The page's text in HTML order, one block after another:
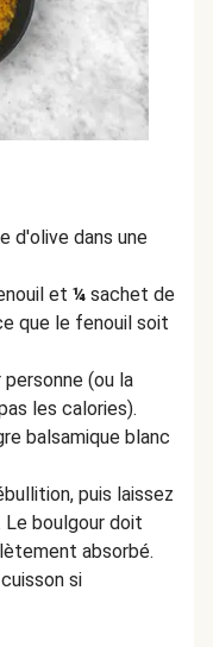
d'olive dans une
et ¼ sachet de
que le fenouil soit
(ou la
les calories).
balsamique blanc
puis laissez
Le boulgour doit
absorbé.
si